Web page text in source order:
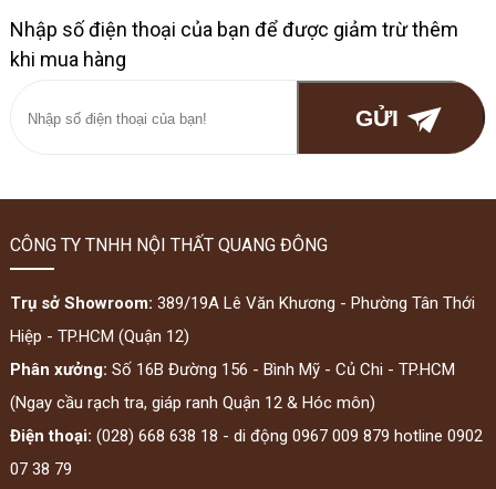
Nhập số điện thoại của bạn để được giảm trừ thêm
khi mua hàng
CÔNG TY TNHH NỘI THẤT QUANG ĐÔNG
Trụ sở Showroom: 389/19A Lê Văn Khương - Phường Tân Thới
Hiệp - TP.HCM (Quận 12)
Phân xưởng: Số 16B Đường 156 - Bình Mỹ - Củ Chi - TP.HCM
(Ngay cầu rạch tra, giáp ranh Quận 12 & Hóc môn)
Điện thoại: (028) 668 638 18 - di động 0967 009 879 hotline 0902
07 38 79